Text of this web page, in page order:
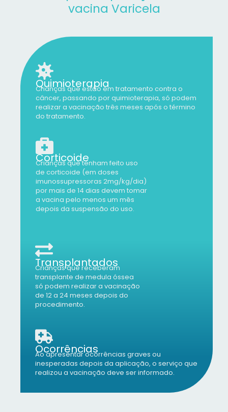
vacina Varicela
Quimioterapia
Crianças que estão em tratamento contra o
câncer, passando por quimioterapia, só podem
realizar a vacinação três meses após o término
do tratamento.
Corticoide
Crianças que tenham feito uso
de corticoide (em doses
imunossupressoras 2mg/kg/dia)
por mais de 14 dias devem tomar
a vacina pelo menos um mês
depois da suspensão do uso.
Transplantados
Crianças que receberam
transplante de medula óssea
só podem realizar a vacinação
de 12 a 24 meses depois do
procedimento.
Ocorrências
Ao apresentar ocorrências graves ou
inesperadas depois da aplicação, o serviço que
realizou a vacinação deve ser informado.